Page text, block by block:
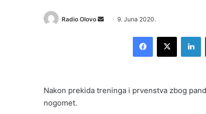
Radio Olovo
Send9. Juna 2020.
Facebook
X
Nakon prekida treninga i prvenstva zbog
nogomet.